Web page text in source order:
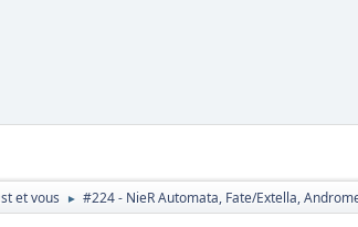
et vous ► #224 - NieR Automata, Fate/Extella,